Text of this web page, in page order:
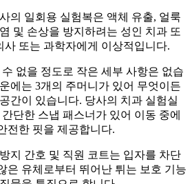
의 일회용 실험복은 액체 유출, 얼룩
및 손상을 방지하려는 성인 치과 또
사 또는 과학자에게 이상적입니다.
없을 정도로 작은 세부 사항은 없습
에는 3개의 주머니가 있어 무엇이든
간이 있습니다. 당사의 치과 실험실
단한 스냅 패스너가 있어 이동 중에
전한 핏을 제공합니다.
지 간호 및 직원 코트는 입자를 차단
은 유체로부터 뛰어난 튀는 보호 기능